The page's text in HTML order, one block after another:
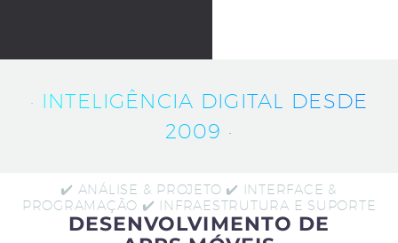
· INTELIGÊNCIA DIGITAL DESDE
2009 ·
✔️ ANÁLISE & PROJETO ✔️ INTERFACE &
PROGRAMAÇÃO ✔️ INFRAESTRUTURA E SUPORTE
DESENVOLVIMENTO DE